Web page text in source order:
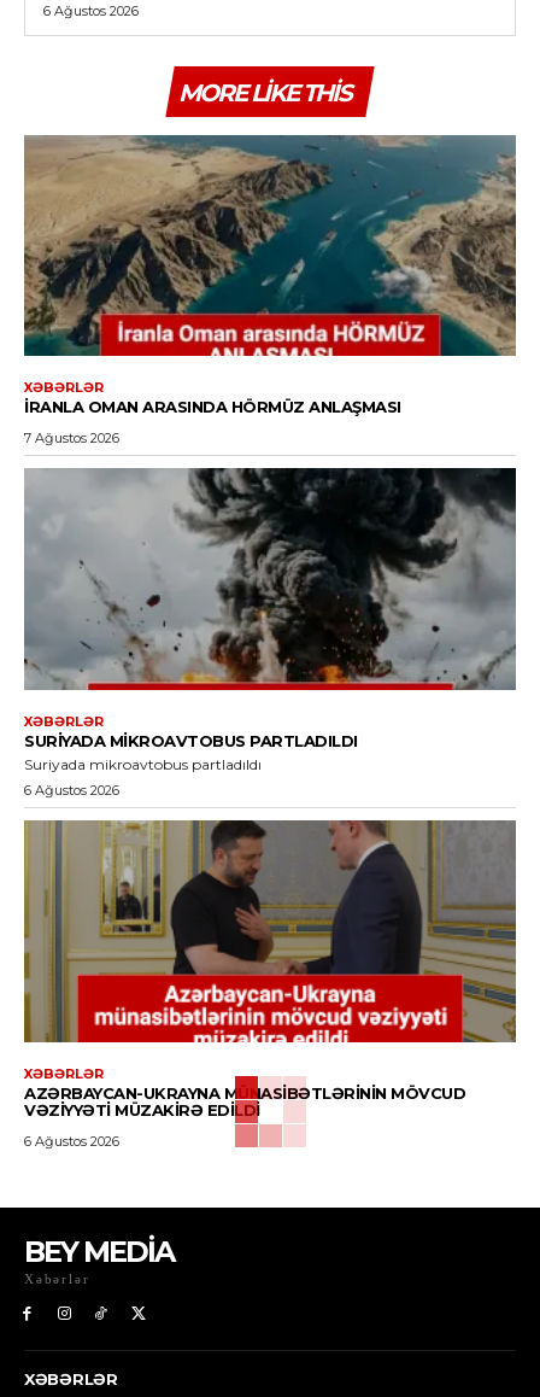
6 Ağustos 2026
MORE LIKE THIS
XƏBƏRLƏR
İRANLA OMAN ARASINDA HÖRMÜZ ANLAŞMASI
7 Ağustos 2026
XƏBƏRLƏR
SURIYADA MIKROAVTOBUS PARTLADILDI
Suriyada mikroavtobus partladıldı
6 Ağustos 2026
XƏBƏRLƏR
AZƏRBAYCAN-UKRAYNA MÜNASIBƏTLƏRININ MÖVCUD
VƏZIYYƏTI MÜZAKIRƏ EDILDI
6 Ağustos 2026
BEY MEDİA
Xəbərlər
XƏBƏRLƏR